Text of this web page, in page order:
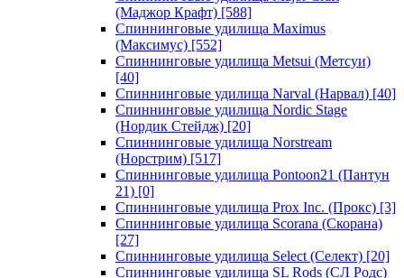
(Маджор Крафт) [588]
Спиннинговые удилища Maximus
(Максимус) [552]
Спиннинговые удилища Metsui (Метсуи)
[40]
Спиннинговые удилища Narval (Нарвал) [40]
Спиннинговые удилища Nordic Stage
(Нордик Стейдж) [20]
Спиннинговые удилища Norstream
(Норстрим) [517]
Спиннинговые удилища Pontoon21 (Пантун
21) [0]
Спиннинговые удилища Prox Inc. (Прокс) [3]
Спиннинговые удилища Scorana (Скорана)
[27]
Спиннинговые удилища Select (Селект) [20]
Спиннинговые удилища SL Rods (СЛ Родс)